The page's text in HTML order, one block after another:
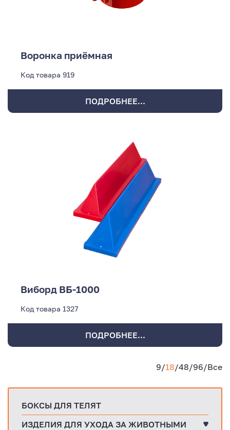
Воронка приёмная
Код товара 919
ПОДРОБНЕЕ...
Виборд ВБ-1000
Код товара 1327
ПОДРОБНЕЕ...
9/18/48/96/Все
БОКСЫ ДЛЯ ТЕЛЯТ
ИЗДЕЛИЯ ДЛЯ УХОДА ЗА ЖИВОТНЫМИ